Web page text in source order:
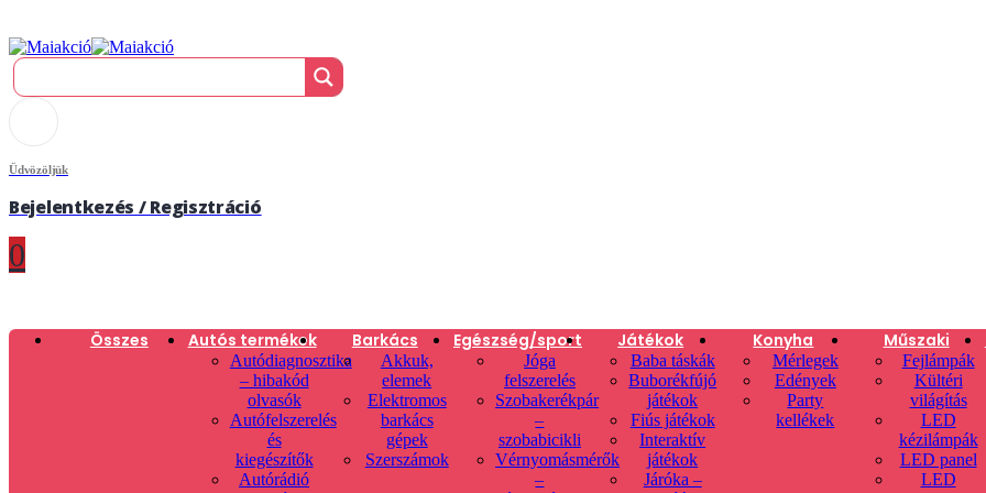
Üdvözöljük
Bejelentkezés / Regisztráció
0
Összes Autós termékek
Autódiagnosztika
– hibakód
olvasók
Autófelszerelés
és
kiegészítők
Autórádió
Barkács
Akkuk,
elemek
Elektromos
barkács
gépek
Szerszámok
Egészség/sport
Jóga
felszerelés
Szobakerékpár
–
szobabicikli
Vérnyomásmérők
–
Játékok
Baba táskák
Buborékfújó
játékok
Fiús játékok
Interaktív
játékok
Járóka –
Konyha
Mérlegek
Edények
Party
kellékek
Műszaki
Fejlámpák
Kültéri
világítás
LED
kézilámpák
LED panel
LED